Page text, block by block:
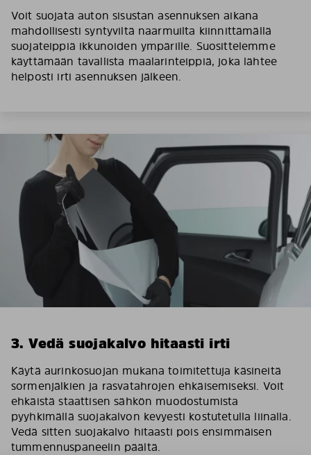
Voit suojata auton sisustan asennuksen aikana
mahdollisesti syntyviltä naarmuilta kiinnittämällä
suojateippiä ikkunoiden ympärille. Suosittelemme
käyttämään tavallista maalarinteippiä, joka lähtee
helposti irti asennuksen jälkeen.
3. Vedä suojakalvo hitaasti irti
Käytä aurinkosuojan mukana toimitettuja käsineitä
sormenjälkien ja rasvatahrojen ehkäisemiseksi. Voit
ehkäistä staattisen sähkön muodostumista
pyyhkimällä suojakalvon kevyesti kostutetulla liinalla.
Vedä sitten suojakalvo hitaasti pois ensimmäisen
tummennuspaneelin päältä.